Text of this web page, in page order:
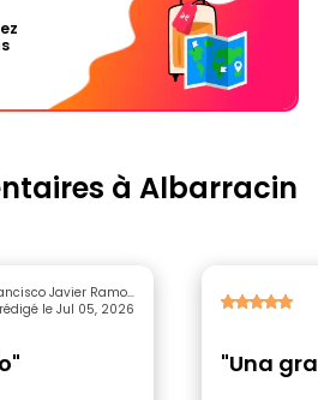
à Albarracin
Javier Ramos
Guerra
le Jul 05, 2026
"Una